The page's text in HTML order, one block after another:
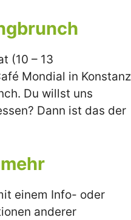
(10 – 13
Mondial in Konstanz
Du willst uns
Dann ist das der
einem Info- oder
anderer